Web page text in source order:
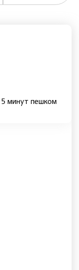
5 минут пешком